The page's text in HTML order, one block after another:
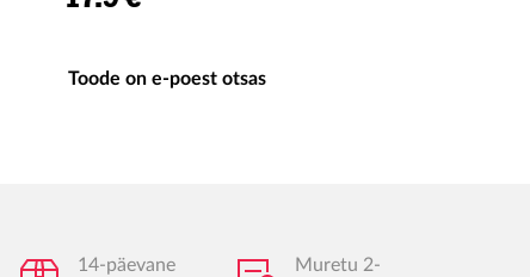
Toode on e-poest otsas
14-päevane
Muretu 2-